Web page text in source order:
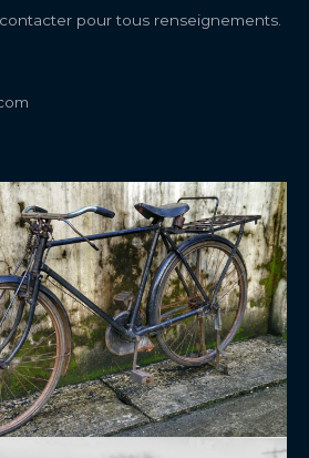
pour tous renseignements.